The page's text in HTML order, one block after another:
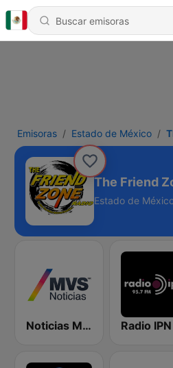
Emisoras Estado de México
The Friend
Estado de
Noticias MVS